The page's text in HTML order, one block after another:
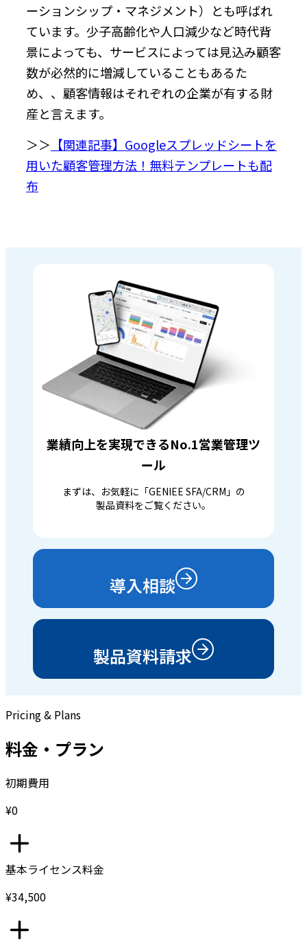
ーションシップ・マネジメント）とも呼ばれ
ています。少子高齢化や人口減少など時代背
景によっても、サービスによっては見込み顧客
数が必然的に増減していることもあるた
め、、顧客情報はそれぞれの企業が有する財
産と言えます。
＞＞ 【関連記事】Googleスプレッドシートを
用いた顧客管理方法！無料テンプレートも配
布
業績向上を実現できるNo.1営業管理ツ
ール
まずは、お気軽に「GENIEE SFA/CRM」の
製品資料をご覧ください。
導入相談
製品資料請求
Pricing & Plans
料金・プラン
初期費用
¥0
基本ライセンス料金
¥34,500